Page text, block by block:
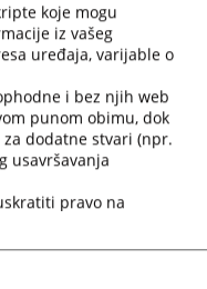
koje mogu
iz vašeg
uređaja, varijable o
i bez njih web
punom obimu, dok
dodatne stvari (npr.
usavršavanja
pravo na